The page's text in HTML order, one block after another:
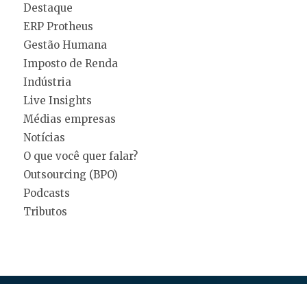
Destaque
ERP Protheus
Gestão Humana
Imposto de Renda
Indústria
Live Insights
Médias empresas
Notícias
O que você quer falar?
Outsourcing (BPO)
Podcasts
Tributos